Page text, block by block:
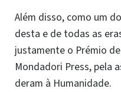
Além disso, como um
desta e de todas as
justamente o Prémio
Mondadori Press, pela
deram à Humanidade.